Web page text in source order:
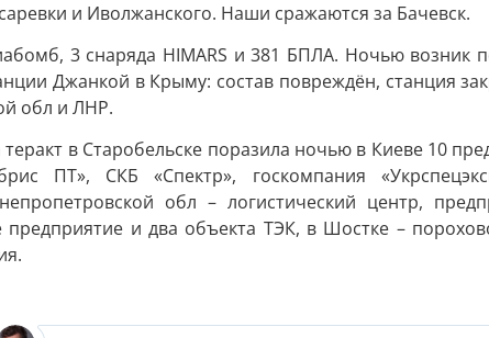
и Иволжанского. Наши сражаются за Бачевск.
3 снаряда HIMARS и 381 БПЛА. Ночью
Джанкой в Крыму: состав повреждён, станция
обл и ЛНР.
в Старобельске поразила ночью в Киеве 10
ПТ», СКБ «Спектр», госкомпания
обл – логистический центр,
и два объекта ТЭК, в Шостке –